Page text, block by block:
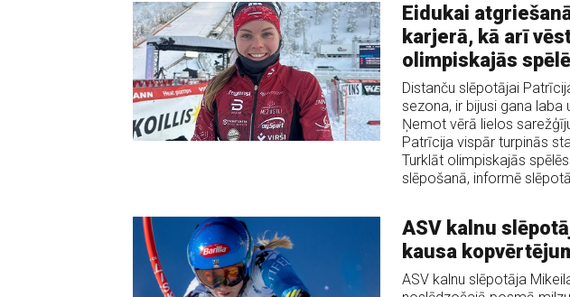
Eidukai
karjerā, kā arī
olimpiskajās
Distanču slēpotājai
sezona, ir bijusi gana
Ņemot vērā lielos
Patrīcija vispār turpinās
Turklāt olimpiskajās
slēpošanā, informē
ASV kalnu
kausa
ASV kalnu slēpotāja